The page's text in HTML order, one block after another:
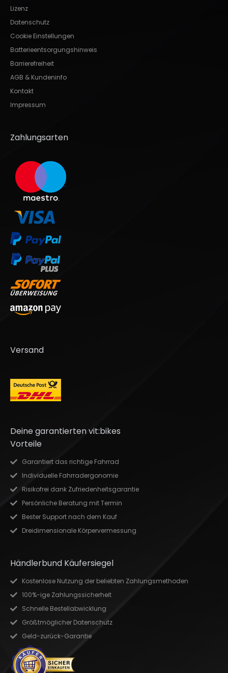
Lizenz
Datenschutz
Cookie Einstellungen
Batterieentsorgungshinweis
Barrierefreiheit
AGB & Kundeninfo
Kontakt
Impressum
Zahlungsarten
Versand
Deine garantierten vit:bikes
Vorteile
Garantiert das richtige Fahrrad
Individuelle Fahrradergonomie
Risikofrei dank Zufriedenheitsgarantie
Persönliche Beratung mit Termin
Bester Support nach dem Kauf
Dreidimensionale Körpervermessung
Händlerbund Käufersiegel
Kostenlose Nutzung der beliebten Zahlungsmethoden
100%-ige Zahlungssicherheit
Schnelle Bestellabwicklung
Größtmöglicher Datenschutz
Geld-zurück-Garantie